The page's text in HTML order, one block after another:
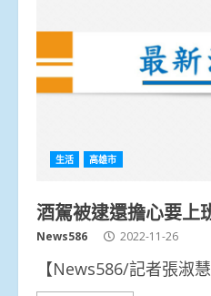
生活 高雄市
酒駕被逮還擔心要上
News586 2022-11-26
【News586/記者張淑